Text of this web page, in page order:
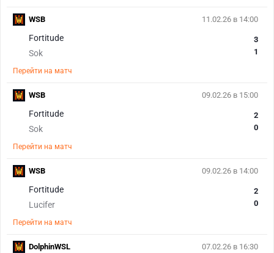
11.02.26 в 14:00
Fortitude
Sok
3
1
Перейти на матч
WSB
09.02.26 в 15:00
Fortitude
Sok
2
0
Перейти на матч
WSB
09.02.26 в 14:00
Fortitude
Lucifer
2
0
Перейти на матч
WSB
07.02.26 в 16:30
DolphinWSL